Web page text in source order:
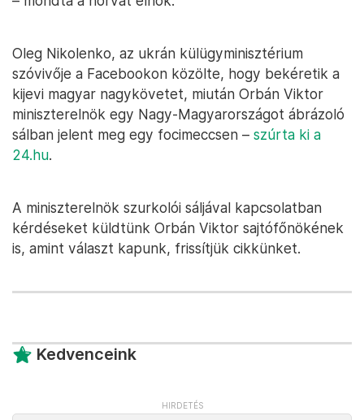
Oleg Nikolenko, az ukrán külügyminisztérium
szóvivője a Facebookon közölte, hogy bekéretik a
kijevi magyar nagykövetet, miután Orbán Viktor
miniszterelnök egy Nagy-Magyarországot ábrázoló
sálban jelent meg egy focimeccsen – szúrta ki a
24.hu.
A miniszterelnök szurkolói sáljával kapcsolatban
kérdéseket küldtünk Orbán Viktor sajtófőnökének
is, amint választ kapunk, frissítjük cikkünket.
Kedvenceink